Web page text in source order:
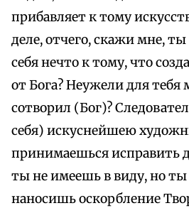
прибавляет к тому
деле, отчего, скажи мне,
себя нечто к тому, что
от Бога? Неужели для тебя
сотворил (Бог)?
себя) искуснейшею
принимаешься исправить
ты не имеешь в виду, но
наносишь оскорбление